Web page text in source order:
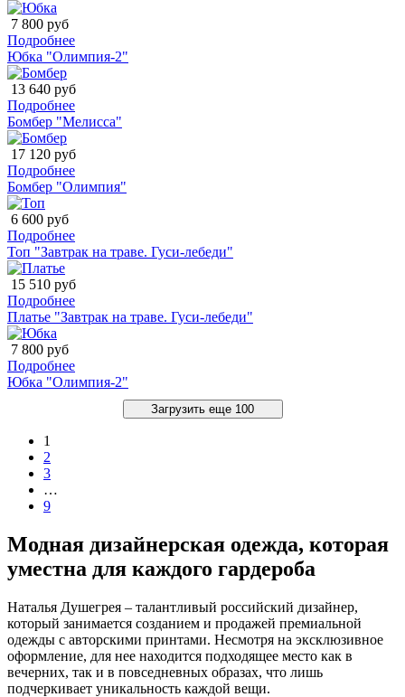
7 800 руб
Подробнее
Юбка "Олимпия-2"
13 640 руб
Подробнее
Бомбер "Мелисса"
17 120 руб
Подробнее
Бомбер "Олимпия"
6 600 руб
Подробнее
Топ "Завтрак на траве. Гуси-лебеди"
15 510 руб
Подробнее
Платье "Завтрак на траве. Гуси-лебеди"
7 800 руб
Подробнее
Юбка "Олимпия-2"
Загрузить еще 100
1
2
3
…
9
Модная дизайнерская одежда, которая
уместна для каждого гардероба
Наталья Душегрея – талантливый российский дизайнер,
который занимается созданием и продажей премиальной
одежды с авторскими принтами. Несмотря на эксклюзивное
оформление, для нее находится подходящее место как в
вечерних, так и в повседневных образах, что лишь
подчеркивает уникальность каждой вещи.